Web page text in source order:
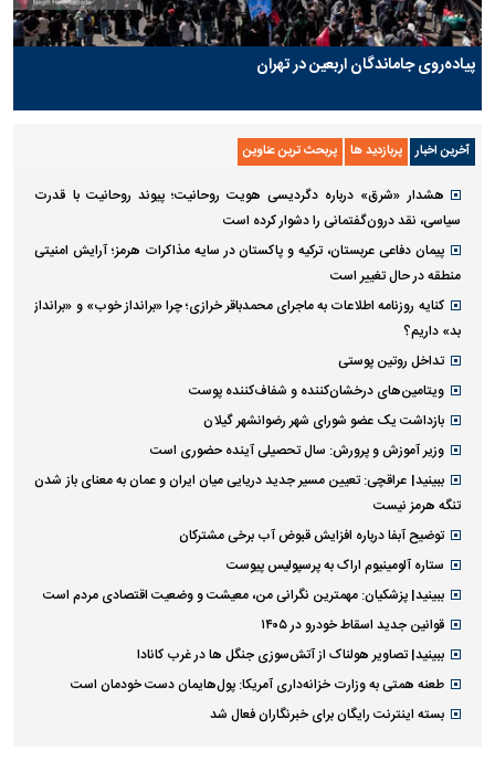
پیاده‌روی جاماندگان اربعین در تهران
آخرین اخبار پربازدید ها پربحث ترین عناوین
هشدار «شرق» درباره دگردیسی هویت روحانیت؛ پیوند روحانیت با قدرت
سیاسی، نقد درون‌گفتمانی را دشوار کرده است
پیمان دفاعی عربستان، ترکیه و پاکستان در سایه مذاکرات هرمز؛ آرایش امنیتی
منطقه در حال تغییر است
کنایه روزنامه اطلاعات به ماجرای محمدباقر خرازی؛ چرا «برانداز خوب» و «برانداز
بد» داریم؟
تداخل روتین پوستی
ویتامین‌های درخشان‌کننده و شفاف‌کننده پوست
بازداشت یک عضو شورای شهر رضوانشهر گیلان
وزیر آموزش و پرورش: سال تحصیلی آینده حضوری است
ببینید| عراقچی: تعیین مسیر جدید دریایی میان ایران و عمان به معنای باز شدن
تنگه هرمز نیست
توضیح آبفا درباره افزایش قبوض آب برخی مشترکان
ستاره آلومینیوم اراک به پرسپولیس پیوست
ببینید| پزشکیان: مهمترین نگرانی من، معیشت و وضعیت اقتصادی مردم است
قوانین جدید اسقاط خودرو در ۱۴۰۵
ببینید| تصاویر هولناک از آتش‌سوزی جنگل ها در غرب کانادا
طعنه همتی به وزارت خزانه‌داری آمریکا: پول‌هایمان دست خودمان است
بسته اینترنت رایگان برای خبرنگاران فعال شد